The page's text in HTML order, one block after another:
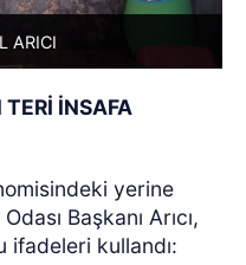
ARICI
İNSAFA
yerine
Başkanı Arıcı,
ifadeleri kullandı: